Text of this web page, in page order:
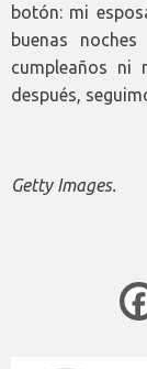
botón: mi
buenas
cumpleaños ni
después,
Getty Images.